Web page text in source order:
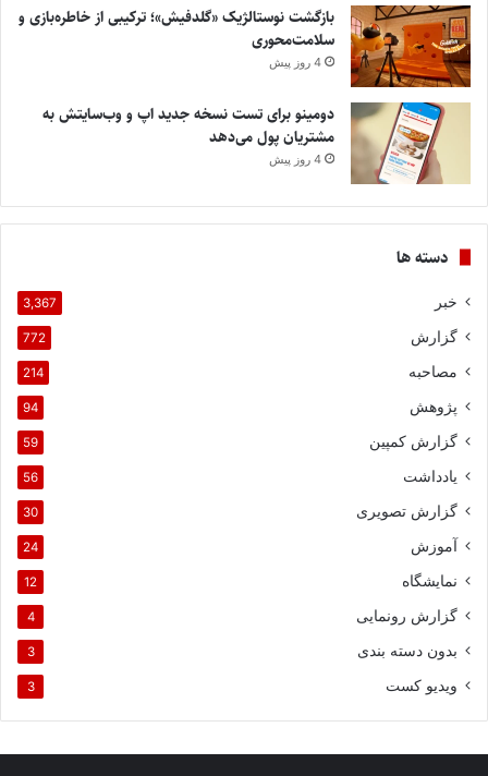
بازگشت نوستالژیک «گلدفیش»؛ ترکیبی از خاطره‌بازی و
سلامت‌محوری
4 روز پیش
دومینو برای تست نسخه جدید اپ و وب‌سایتش به
مشتریان پول می‌دهد
4 روز پیش
دسته ها
خبر 3,367
گزارش 772
مصاحبه 214
پژوهش 94
گزارش کمپین 59
یادداشت 56
گزارش تصویری 30
آموزش 24
نمایشگاه 12
گزارش رونمایی 4
بدون دسته بندی 3
ویدیو کست 3